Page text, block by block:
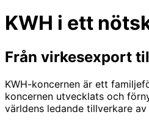
KWH i ett
Från virkesexport
KWH-koncernen är ett
koncernen utvecklats och
världens ledande tillverkare